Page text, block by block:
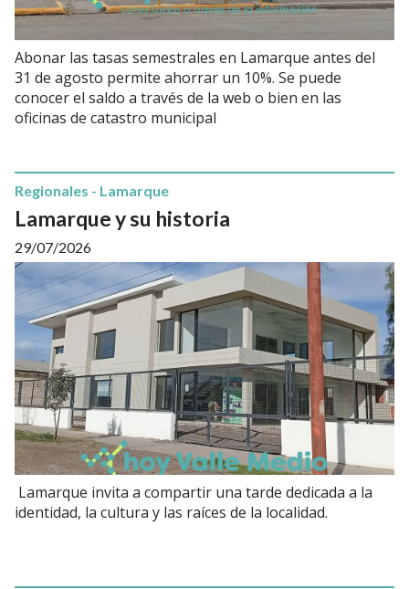
Abonar las tasas semestrales en Lamarque antes del
31 de agosto permite ahorrar un 10%. Se puede
conocer el saldo a través de la web o bien en las
oficinas de catastro municipal
Lamarque y su historia
Regionales - Lamarque
29/07/2026
Lamarque invita a compartir una tarde dedicada a la
identidad, la cultura y las raíces de la localidad.